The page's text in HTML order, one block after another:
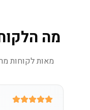
מה
מאות לקוחות